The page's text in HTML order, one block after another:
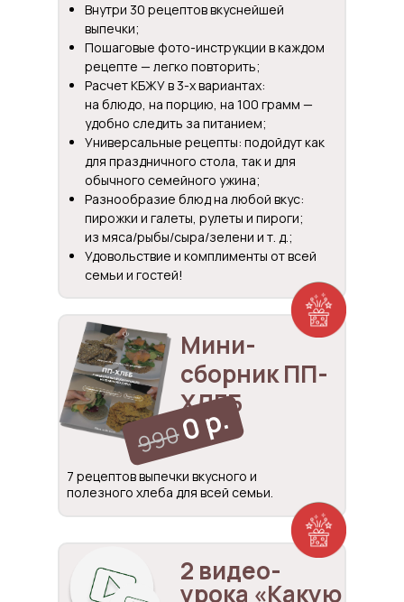
Внутри 30 рецептов вкуснейшей
выпечки;
Пошаговые фото-инструкции в каждом
рецепте — легко повторить;
Расчет КБЖУ в 3-х вариантах:
на блюдо, на порцию, на 100 грамм —
удобно следить за питанием;
Универсальные рецепты: подойдут как
для праздничного стола, так и для
обычного семейного ужина;
Разнообразие блюд на любой вкус:
пирожки и галеты, рулеты и пироги;
из мяса/рыбы/сыра/зелени и т. д.;
Удовольствие и комплименты от всей
семьи и гостей!
2 видео-
урока «Какую
Мини-
сборник ПП-
ХЛЕБ
7 рецептов выпечки вкусного и
полезного хлеба для всей семьи.
9900 р.